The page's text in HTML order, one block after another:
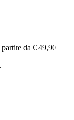
partire da € 49,90